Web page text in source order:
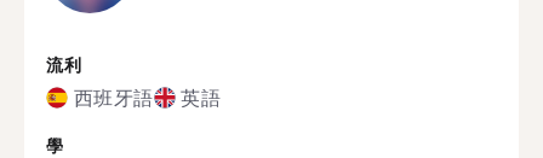
流利
西班牙語 英語
學